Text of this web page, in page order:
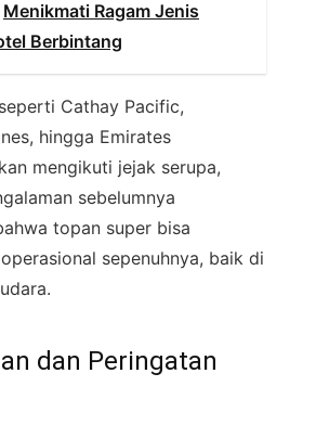
Menikmati Ragam Jenis
Berbintang
Cathay Pacific,
hingga Emirates
mengikuti jejak serupa,
sebelumnya
topan super bisa
sepenuhnya, baik di
dan Peringatan